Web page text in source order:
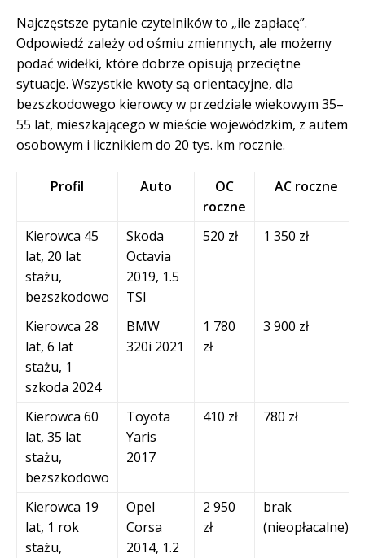
Najczęstsze pytanie czytelników to „ile zapłacę”.
Odpowiedź zależy od ośmiu zmiennych, ale możemy
podać widełki, które dobrze opisują przeciętne
sytuacje. Wszystkie kwoty są orientacyjne, dla
bezszkodowego kierowcy w przedziale wiekowym 35–
55 lat, mieszkającego w mieście wojewódzkim, z autem
osobowym i licznikiem do 20 tys. km rocznie.
Profil Auto
OC
roczne
AC roczne
Kierowca 45
lat, 20 lat
stażu,
bezszkodowo
Skoda
Octavia
2019, 1.5
TSI
520 zł 1 350 zł
Kierowca 28
lat, 6 lat
stażu, 1
szkoda 2024
BMW
320i 2021
1 780
zł
3 900 zł
Kierowca 60
lat, 35 lat
stażu,
bezszkodowo
Toyota
Yaris
2017
410 zł 780 zł
Kierowca 19
lat, 1 rok
stażu,
Opel
Corsa
2014, 1.2
2 950
zł
brak
(nieopłacalne)